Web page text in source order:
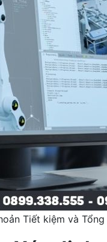
Tiết kiệm và